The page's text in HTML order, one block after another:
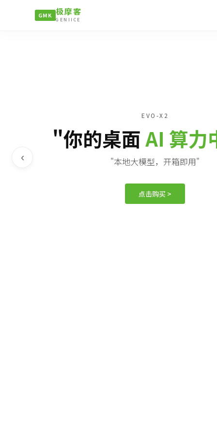
GMK 极摩客
GENIICE
EVO-X2
"你的桌面AI 算力
"本地大模型，开箱即用"
点击购买 >
‹